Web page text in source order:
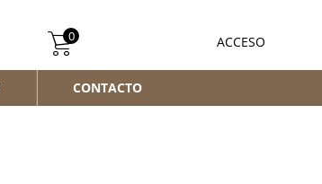
ACCESO
0
CONTACTO